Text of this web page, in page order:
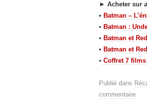
► Acheter sur
• Batman –
• Batman :
• Batman et
• Batman et
• Coffret 7
Publié dans
commentaire